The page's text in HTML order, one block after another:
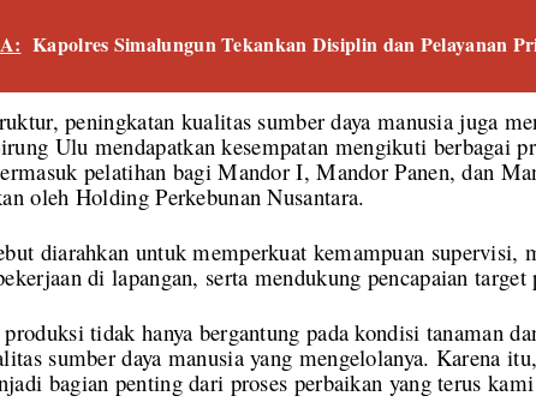
Kapolres Simalungun Tekankan Disiplin dan Pelayanan
peningkatan kualitas sumber daya manusia juga
Ulu mendapatkan kesempatan mengikuti berbagai
pelatihan bagi Mandor I, Mandor Panen, dan
oleh Holding Perkebunan Nusantara.
diarahkan untuk memperkuat kemampuan supervisi,
di lapangan, serta mendukung pencapaian
tidak hanya bergantung pada kondisi tanaman
sumber daya manusia yang mengelolanya. Karena
bagian penting dari proses perbaikan yang terus